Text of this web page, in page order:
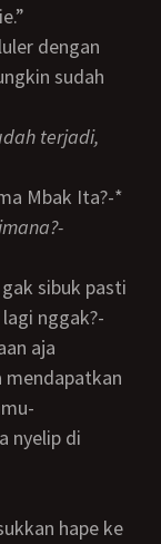
sudah
Mbak Ita?-*
nggak?-
mendapatkan